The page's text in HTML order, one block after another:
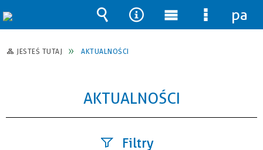
JESTEŚ TUTAJ AKTUALNOŚCI
AKTUALNOŚCI
Filtry
Wyszukiwarka
Narzędzia
MenuMenu